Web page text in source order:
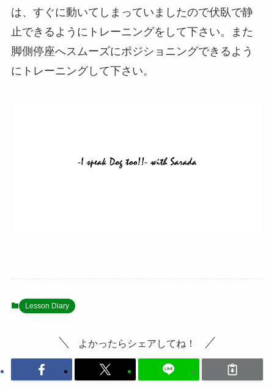
は、すぐに動いてしまっていましたので伏臥で静
止できるようにトレーニングをして下さい。また
脚側停座へスムーズにポジショニングできるよう
にトレーニングして下さい。
Lesson Diary
よかったらシェアしてね！